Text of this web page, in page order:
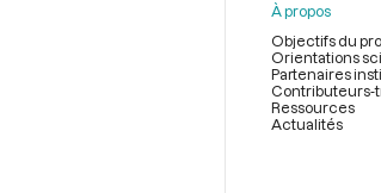
À propos
Objectifs du
Orientations
Partenaires
Contributeurs-
Ressources
Actualités